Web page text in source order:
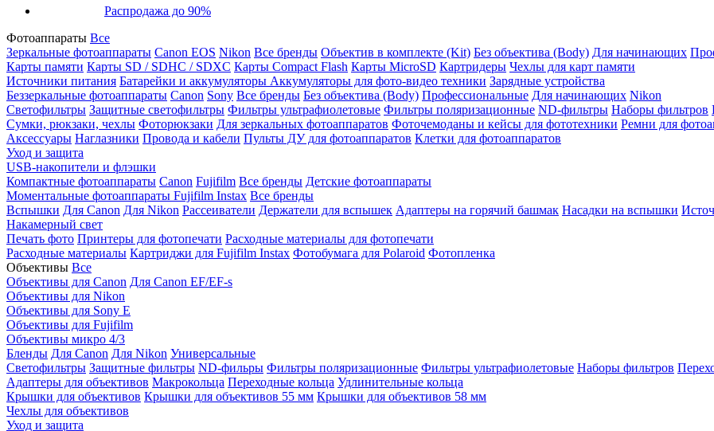
Распродажа до 90%
Фотоаппараты Все
Зеркальные фотоаппараты Canon EOS Nikon Все бренды Объектив в комплекте (Kit) Без объектива (Body) Для начинающих
Карты памяти Карты SD / SDHC / SDXC Карты Compact Flash Карты MicroSD Картридеры Чехлы для карт памяти
Источники питания Батарейки и аккумуляторы Аккумуляторы для фото-видео техники Зарядные устройства
Беззеркальные фотоаппараты Canon Sony Все бренды Без объектива (Body) Профессиональные Для начинающих Nikon
Светофильтры Защитные светофильтры Фильтры ультрафиолетовые Фильтры поляризационные ND-фильтры Наборы фильтров
Сумки, рюкзаки, чехлы Фоторюкзаки Для зеркальных фотоаппаратов Фоточемоданы и кейсы для фототехники Ремни для
Аксессуары Наглазники Провода и кабели Пульты ДУ для фотоаппаратов Клетки для фотоаппаратов
Уход и защита
USB-накопители и флэшки
Компактные фотоаппараты Canon Fujifilm Все бренды Детские фотоаппараты
Моментальные фотоаппараты Fujifilm Instax Все бренды
Вспышки Для Canon Для Nikon Рассеиватели Держатели для вспышек Адаптеры на горячий башмак Насадки на вспышки
Накамерный свет
Печать фото Принтеры для фотопечати Расходные материалы для фотопечати
Расходные материалы Картриджи для Fujifilm Instax Фотобумага для Polaroid Фотопленка
Объективы Все
Объективы для Canon Для Canon EF/EF-s
Объективы для Nikon
Объективы для Sony E
Объективы для Fujifilm
Объективы микро 4/3
Бленды Для Canon Для Nikon Универсальные
Светофильтры Защитные фильтры ND-фильры Фильтры поляризационные Фильтры ультрафиолетовые Наборы фильтров
Адаптеры для объективов Макрокольца Переходные кольца Удлинительные кольца
Крышки для объективов Крышки для объективов 55 мм Крышки для объективов 58 мм
Чехлы для объективов
Уход и защита